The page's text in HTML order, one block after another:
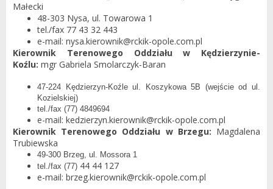
Małecki
48-303 Nysa, ul. Towarowa 1
tel./fax 77 43 32 443
e-mail: nysa.kierownik@rckik-opole.com.pl
Kierownik Terenowego Oddziału w Kędzierzynie-
Koźlu: mgr Gabriela Smolarczyk-Baran
47-224 Kędzierzyn-Koźle ul. Koszykowa 5B (wejście od ul.
Kozielskiej)
tel./fax (77) 4849694
e-mail: kedzierzyn.kierownik@rckik-opole.com.pl
Kierownik Terenowego Oddziału w Brzegu: Magdalena
Trubiewska
49-300 Brzeg, ul. Mossora 1
tel./fax (77) 44 44 127
e-mail: brzeg.kierownik@rckik-opole.com.pl